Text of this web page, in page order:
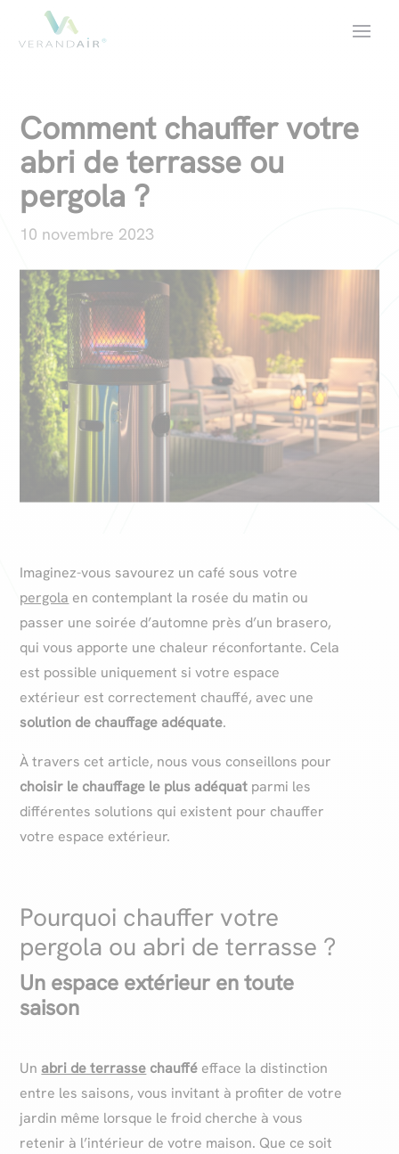
Comment chauffer votre
abri de terrasse ou
pergola ?
10 novembre 2023
Imaginez-vous savourez un café sous votre
pergola en contemplant la rosée du matin ou
passer une soirée d’automne près d’un brasero,
qui vous apporte une chaleur réconfortante. Cela
est possible uniquement si votre espace
extérieur est correctement chauffé, avec une
solution de chauffage adéquate.
À travers cet article, nous vous conseillons pour
choisir le chauffage le plus adéquat parmi les
différentes solutions qui existent pour chauffer
votre espace extérieur.
Pourquoi chauffer votre
pergola ou abri de terrasse ?
Un espace extérieur en toute
saison
Un abri de terrasse chauffé efface la distinction
entre les saisons, vous invitant à profiter de votre
jardin même lorsque le froid cherche à vous
retenir à l’intérieur de votre maison. Que ce soit